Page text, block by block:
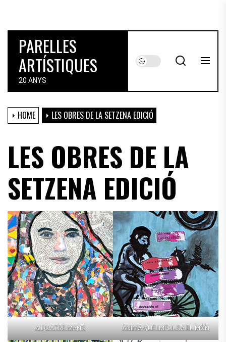
the
contentPARELLES
ARTÍSTIQUES
20 ANYS
HOME LES OBRES DE LA SETZENA EDICIÓ
LES OBRES DE LA
SETZENA EDICIÓ
A QUATRE MANS ÀNIMA QUE IMPULSA EL MÓN